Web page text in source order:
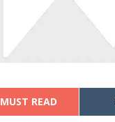
MUST READ